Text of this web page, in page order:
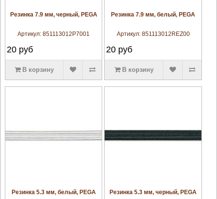
увеличить
Резинка 7.9 мм, черный, PEGA
Артикул:851113012P7001
20руб
В корзину
увеличить
Резинка 7.9 мм, белый, PEGA
Артикул: 851113012REZ00
20 руб
В корзину
увеличить
Резинка 5.3 мм, белый, PEGA увеличить
Резинка 5.3 мм, черный, PEGA